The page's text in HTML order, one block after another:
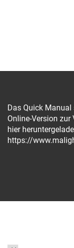
Das Quick
Online-Version
hier
https://